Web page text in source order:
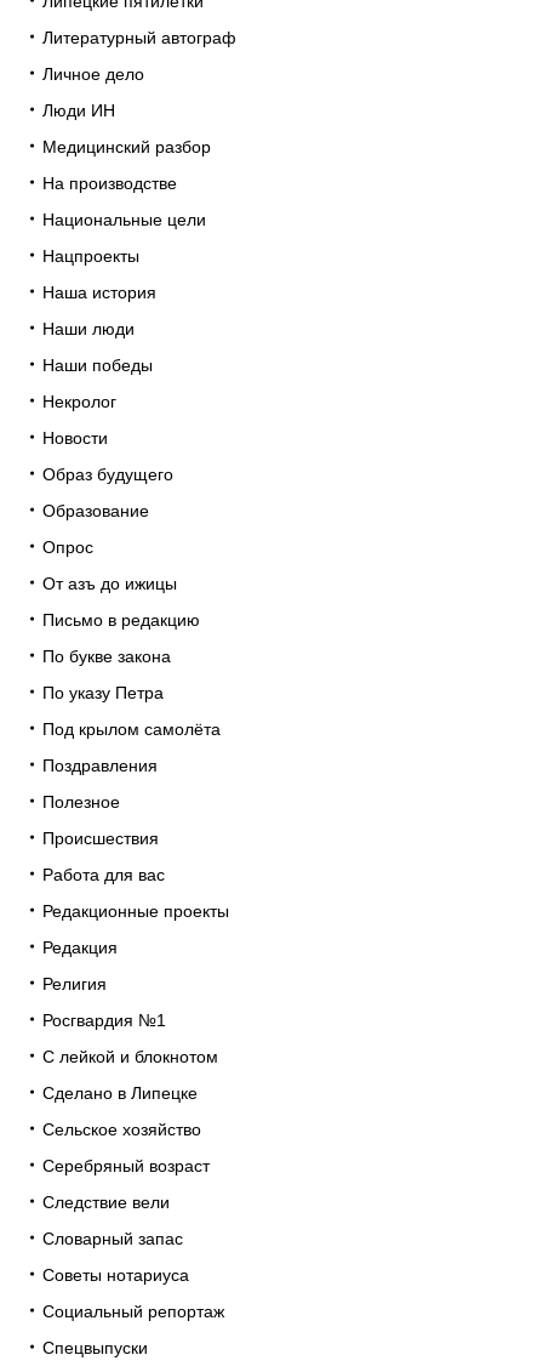
Литературный автограф
Личное дело
Люди ИН
Медицинский разбор
На производстве
Национальные цели
Нацпроекты
Наша история
Наши люди
Наши победы
Некролог
Новости
Образ будущего
Образование
Опрос
От азъ до ижицы
Письмо в редакцию
По букве закона
По указу Петра
Под крылом самолёта
Поздравления
Полезное
Происшествия
Работа для вас
Редакционные проекты
Редакция
Религия
Росгвардия №1
С лейкой и блокнотом
Сделано в Липецке
Сельское хозяйство
Серебряный возраст
Следствие вели
Словарный запас
Советы нотариуса
Социальный репортаж
Спецвыпуски